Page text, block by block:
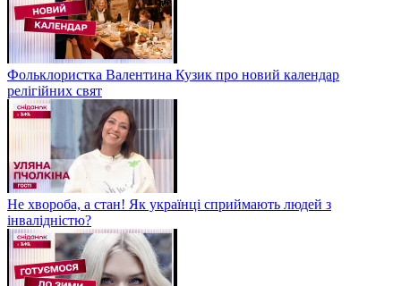
Фольклористка Валентина Кузик про новий календар
релігійних свят
Не хвороба, а стан! Як українці сприймають людей з
інвалідністю?